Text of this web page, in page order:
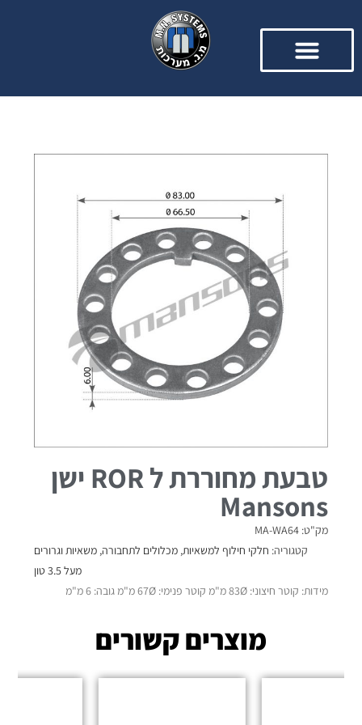
טבעת מחוררת ל ROR ישן
Mansons
מק"ט: MA-WA64
קטגוריה: חלקי חילוף למשאיות, מכלולים לתחבורה, משאיות וגרורים
מעל 3.5 טון
מידות: קוטר חיצוני: 83Ø מ"מ קוטר פנימי: 67Ø מ"מ גובה: 6 מ"מ
מוצרים קשורים